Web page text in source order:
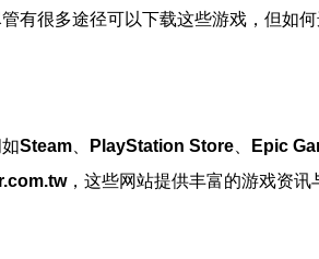
有很多途径可以下载这些游戏，但如
Steam PlayStation Store Epic
，这些网站提供丰富的游戏资讯